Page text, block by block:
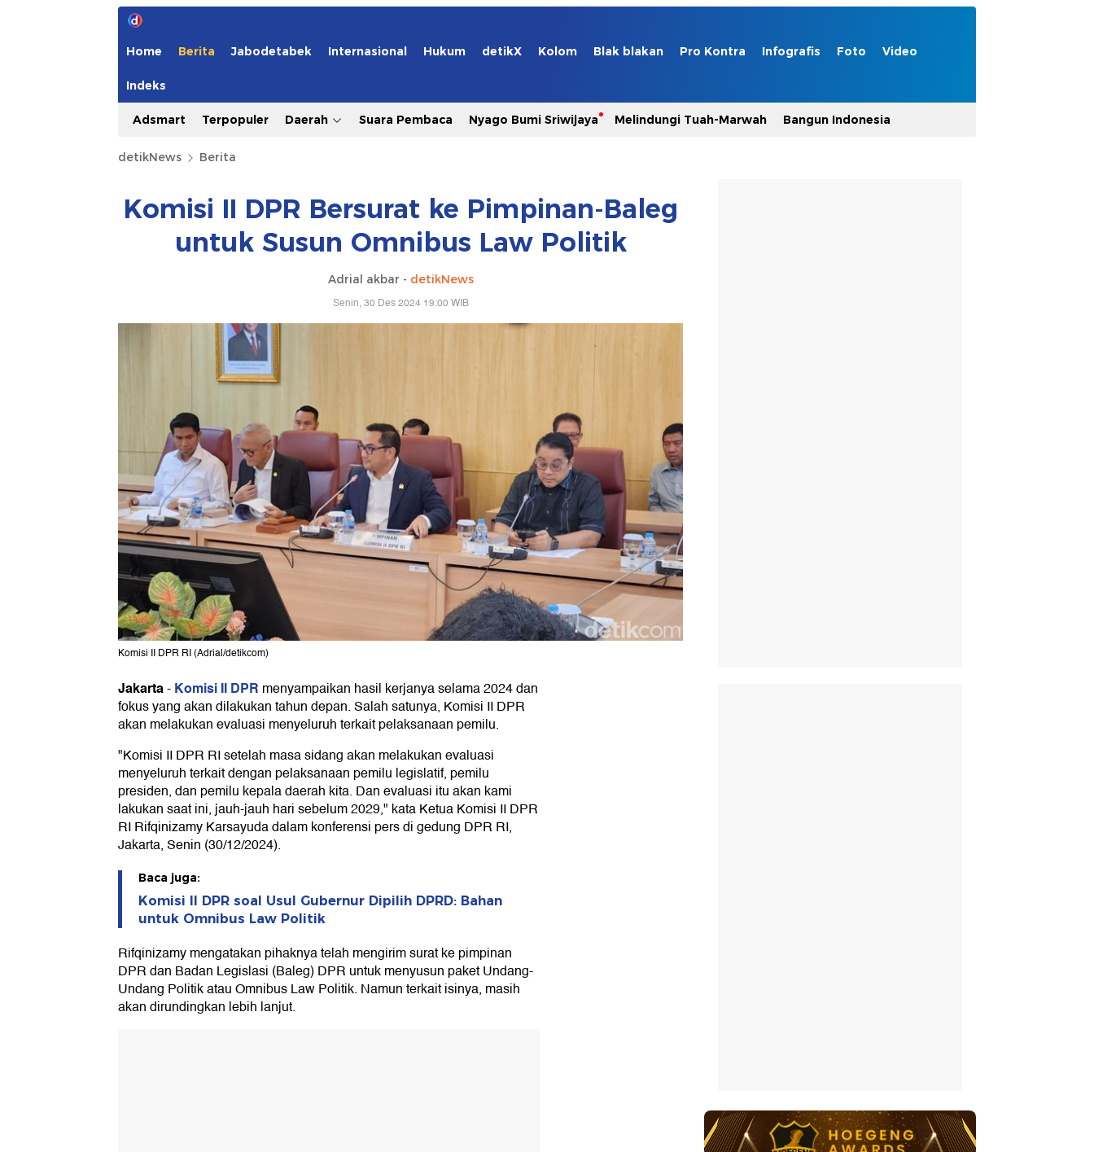
Home Berita Jabodetabek Internasional Hukum detikX Kolom Blak blakan Pro Kontra Infografis Foto Video
Indeks
Adsmart Terpopuler Daerah Suara Pembaca Nyago Bumi Sriwijaya Melindungi Tuah-Marwah Bangun Indonesia
detikNews Berita
Komisi II DPR Bersurat ke Pimpinan-Baleg
untuk Susun Omnibus Law Politik
Adrial akbar - detikNews
Senin, 30 Des 2024 19:00 WIB
Komisi II DPR RI (Adrial/detikcom)
Jakarta-Komisi II DPR menyampaikan hasil kerjanya selama 2024 dan
fokus yang akan dilakukan tahun depan. Salah satunya, Komisi II DPR
akan melakukan evaluasi menyeluruh terkait pelaksanaan pemilu.
"Komisi II DPR RI setelah masa sidang akan melakukan evaluasi
menyeluruh terkait dengan pelaksanaan pemilu legislatif, pemilu
presiden, dan pemilu kepala daerah kita. Dan evaluasi itu akan kami
lakukan saat ini, jauh-jauh hari sebelum 2029," kata Ketua Komisi II DPR
RI Rifqinizamy Karsayuda dalam konferensi pers di gedung DPR RI,
Jakarta, Senin (30/12/2024).
Baca juga:
Komisi II DPR soal Usul Gubernur Dipilih DPRD: Bahan
untuk Omnibus Law Politik
Rifqinizamy mengatakan pihaknya telah mengirim surat ke pimpinan
DPR dan Badan Legislasi (Baleg) DPR untuk menyusun paket Undang-
Undang Politik atau Omnibus Law Politik. Namun terkait isinya, masih
akan dirundingkan lebih lanjut.